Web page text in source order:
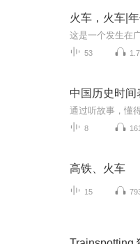
火车，火车|
53
中国历史时间
通过听故事，懂
8
高铁、火车
15